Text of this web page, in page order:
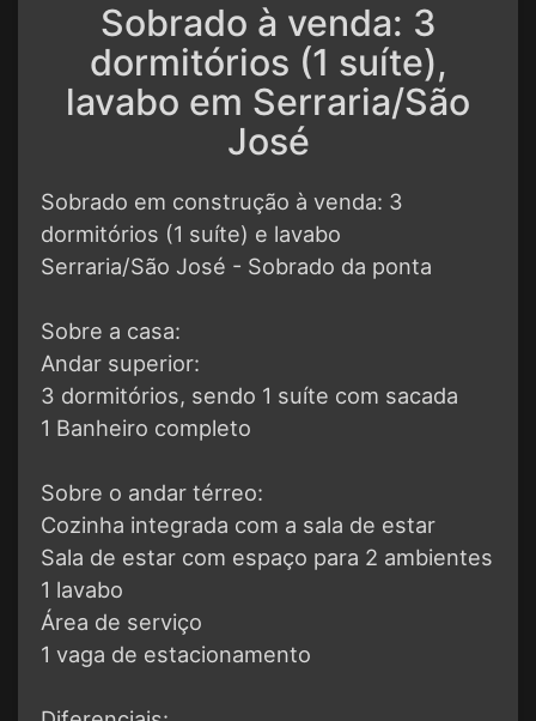
Sobrado à venda: 3
dormitórios (1 suíte),
lavabo em Serraria/São
José
Sobrado em construção à venda: 3
dormitórios (1 suíte) e lavabo
Serraria/São José - Sobrado da ponta
Sobre a casa:
Andar superior:
3 dormitórios, sendo 1 suíte com sacada
1 Banheiro completo
Sobre o andar térreo:
Cozinha integrada com a sala de estar
Sala de estar com espaço para 2 ambientes
1 lavabo
Área de serviço
1 vaga de estacionamento